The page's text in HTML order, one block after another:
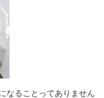
なることってありません